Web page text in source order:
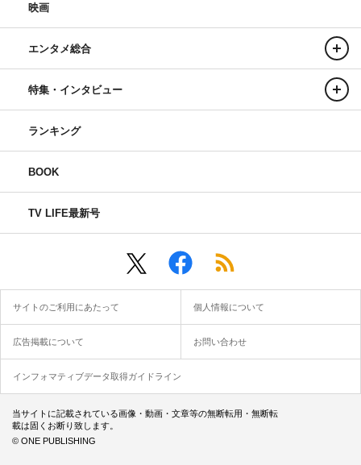
映画
エンタメ総合
特集・インタビュー
ランキング
BOOK
TV LIFE最新号
サイトのご利用にあたって 個人情報について
広告掲載について お問い合わせ
インフォマティブデータ取得ガイドライン
当サイトに記載されている画像・動画・文章等の無断転用・無断転
載は固くお断り致します。
© ONE PUBLISHING